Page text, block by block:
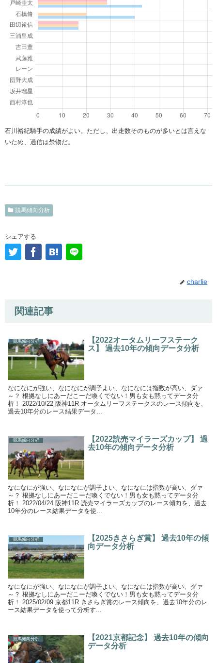
石川裕紀騎手の成績がよい。ただし、出走数そのものが多いとは言えな
いため、過信は禁物だ。
競馬傾向分析
シェアする
charlie
関連記事
競馬傾向分析
【2022オータムリーフステーク
ス】 過去10年の傾向データ分析
なになにが強い、なになにが調子よい、なになには指数が高い、ダァ
～？ 根拠なしにあーだこーだ喚くでない！男も女も黙ってデータ分
析！ 2022/10/22 阪神11R オータムリーフステークスのレース傾向を、
過去10年分のレース結果データ...
競馬傾向分析
【2022読売マイラーズカップ】 過
去10年の傾向データ分析
なになにが強い、なになにが調子よい、なになには指数が高い、ダァ
～？ 根拠なしにあーだこーだ喚くでない！男も女も黙ってデータ分
析！ 2022/04/24 阪神11R 読売マイラーズカップのレース傾向を、過去
10年分のレース結果データを使...
競馬傾向分析
【2025きさらぎ賞】 過去10年の傾
向データ分析
なになにが強い、なになにが調子よい、なになには指数が高い、ダァ
～？ 根拠なしにあーだこーだ喚くでない！男も女も黙ってデータ分
析！ 2025/02/09 京都11R きさらぎ賞のレース傾向を、過去10年分のレ
ース結果データを使って分析す...
競馬傾向分析
【2021京都記念】 過去10年の傾向
データ分析